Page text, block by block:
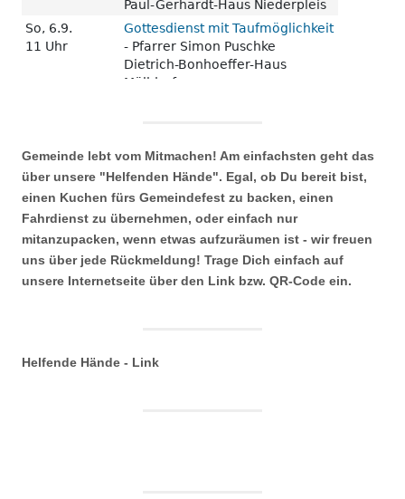
Gemeinde lebt vom Mitmachen! Am einfachsten geht das
über unsere "Helfenden Hände". Egal, ob Du bereit bist,
einen Kuchen fürs Gemeindefest zu backen, einen
Fahrdienst zu übernehmen, oder einfach nur
mitanzupacken, wenn etwas aufzuräumen ist - wir freuen
uns über jede Rückmeldung! Trage Dich einfach auf
unsere Internetseite über den Link bzw. QR-Code ein.
Helfende Hände - Link